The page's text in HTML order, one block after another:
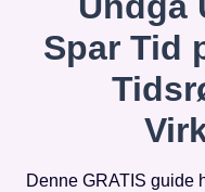
Spar Tid
Denne GRATIS guide